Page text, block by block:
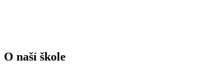
O naší škole